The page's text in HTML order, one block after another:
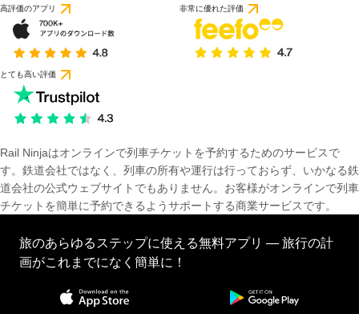
高評価のアプリ 非常に優れた評価
とても高い評価
Rail Ninjaはオンラインで列車チケットを予約するためのサービスで
す。鉄道会社ではなく、列車の所有や運行は行っておらず、いかなる鉄
道会社の公式ウェブサイトでもありません。お客様がオンラインで列車
チケットを簡単に予約できるようサポートする商業サービスです。
旅のあらゆるステップに使える無料アプリ — 旅行の計
画がこれまでになく簡単に！
64件のレビューに基